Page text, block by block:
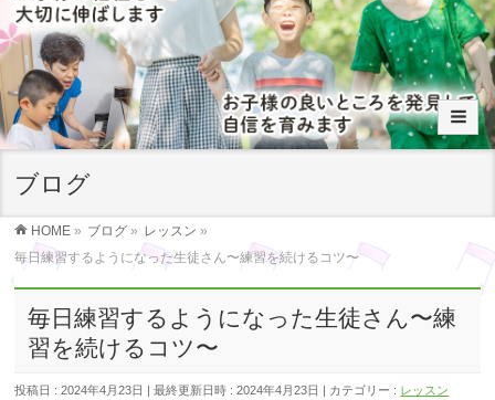
ブログ
HOME » ブログ » レッスン »
毎日練習するようになった生徒さん〜練習を続けるコツ〜
毎日練習するようになった生徒さん〜練
習を続けるコツ〜
投稿日 : 2024年4月23日 最終更新日時 : 2024年4月23日 カテゴリー : レッスン